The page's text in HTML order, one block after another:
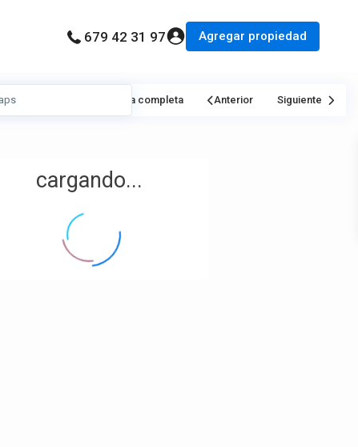
679 42 31 97 Agregar propiedad
cargando...
Mi Ubicación Pantalla completa Anterior Siguiente